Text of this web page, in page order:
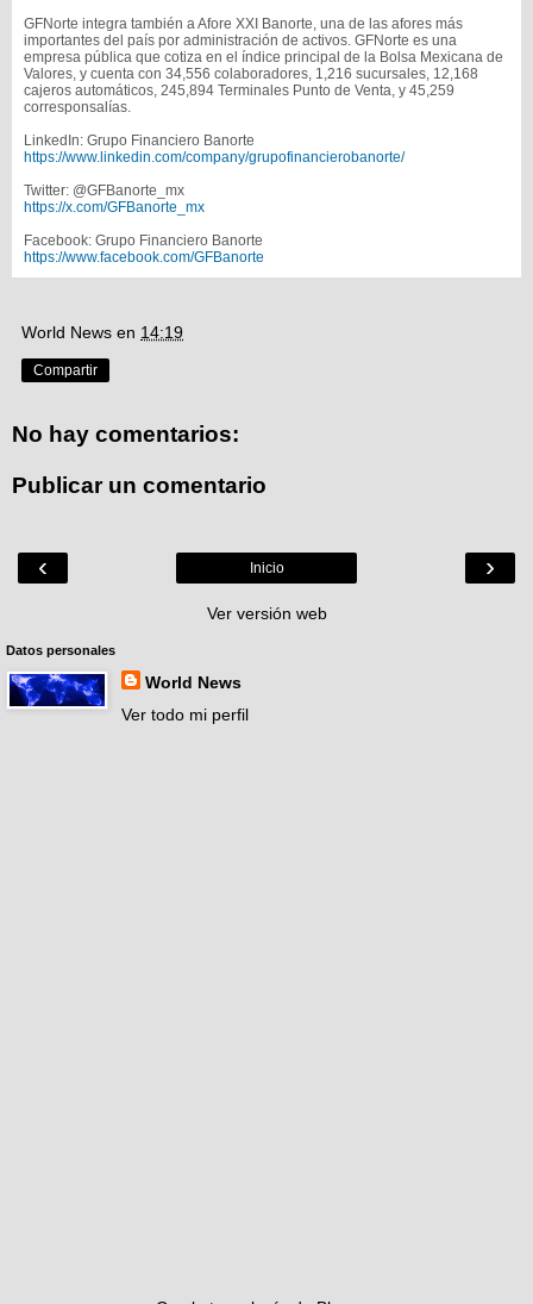
GFNorte integra también a Afore XXI Banorte, una de las afores más
importantes del país por administración de activos. GFNorte es una
empresa pública que cotiza en el índice principal de la Bolsa Mexicana de
Valores, y cuenta con 34,556 colaboradores, 1,216 sucursales, 12,168
cajeros automáticos, 245,894 Terminales Punto de Venta, y 45,259
corresponsalías.
LinkedIn: Grupo Financiero Banorte
https://www.linkedin.com/company/grupofinancierobanorte/
Twitter: @GFBanorte_mx
https://x.com/GFBanorte_mx
Facebook: Grupo Financiero Banorte
https://www.facebook.com/GFBanorte
World News en 14:19
Compartir
No hay comentarios:
Publicar un comentario
‹ ›
Inicio
Ver versión web
Datos personales
World News
Ver todo mi perfil